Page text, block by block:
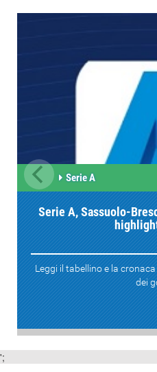
Serie A
Serie A, Sassuolo-
Leggi il tabellino e la
dei
';